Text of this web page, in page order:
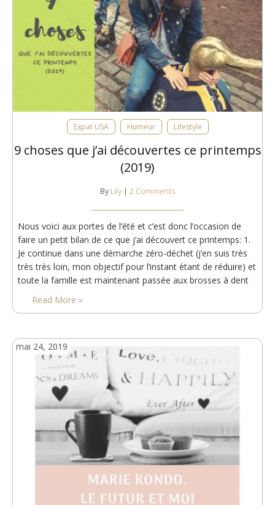
Expat USA Humeur Lifestyle
9 choses que j’ai découvertes ce printemps
(2019)
By Lily | 2 Comments
Nous voici aux portes de l’été et c’est donc l’occasion de
faire un petit bilan de ce que j’ai découvert ce printemps: 1.
Je continue dans une démarche zéro-déchet (j’en suis très
très très loin, mon objectif pour l’instant étant de réduire) et
toute la famille est maintenant passée aux brosses à dent
en bambou. Je n’ai aucune idée de…
Read More »
mai 24, 2019